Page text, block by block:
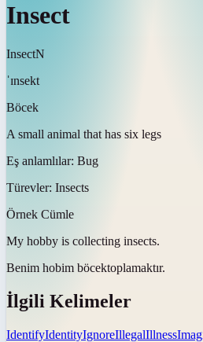
Insect
InsectN
ˈɪnsekt
Böcek
A small animal that has six legs
Eş anlamlılar: Bug
Türevler: Insects
Örnek Cümle
My hobby is collecting insects.
Benim hobim böcektoplamaktır.
İlgili Kelimeler
IdentifyIdentityIgnoreIllegalIllness